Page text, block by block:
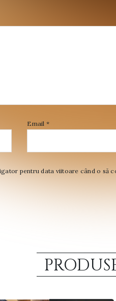
Email *
pentru data viitoare când o să